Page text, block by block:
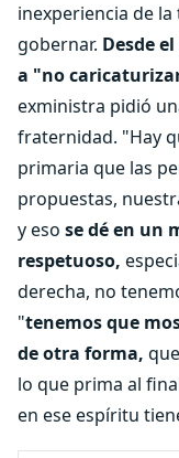
inexperiencia de
gobernar. Desde
a "no
exministra pidió
fraternidad. "Hay
primaria que las
propuestas,
y eso se dé en un
respetuoso,
derecha, no
"tenemos que
de otra forma,
lo que prima al
en ese espíritu